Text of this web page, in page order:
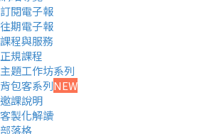
訂閱電子報
往期電子報
課程與服務
正規課程
主題工作坊系列
背包客系列NEW
邀課說明
客製化解讀
部落格